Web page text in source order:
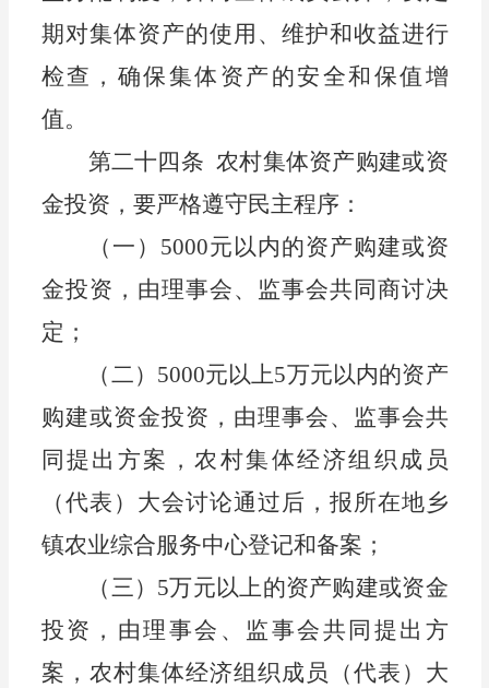
期对集体资产的使用、维护和收益进行
检查，确保集体资产的安全和保值增
值。
第二十四条 农村集体资产购建或资
金投资，要严格遵守民主程序：
（一） 5000元以内的资产购建或资
金投资， 由理事会、监事会共同商讨决
定；
（二） 5000元以上5万元以内的资产
购建或资金投资， 由理事会、监事会共
同提出方案，农村集体经济组织成员
（代表） 大会讨论通过后，报 所在地乡
镇农业综合服务中心登记和备案；
（三） 5万元以上的资产购建或资金
投资， 由理事会、监事会共同提出方
案，农村集体经济组织成员（代表） 大